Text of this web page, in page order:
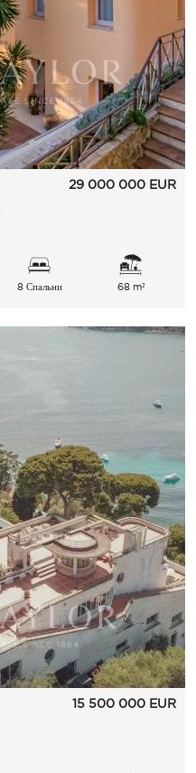
29 000 000 EUR
8 Спальни 68 m²
15 500 000 EUR